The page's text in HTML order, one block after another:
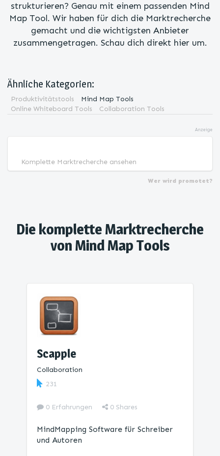
strukturieren? Genau mit einem passenden Mind
Map Tool. Wir haben für dich die Marktrecherche
gemacht und die wichtigsten Anbieter
zusammengetragen. Schau dich direkt hier um.
Ähnliche Kategorien:
Produktivitätstools
Mind Map Tools
Online Whiteboard Tools
Collaboration Tools
Anzeige
Komplette Marktrecherche ansehen
Wer wird promotet?
Die komplette Marktrecherche
von Mind Map Tools
Scapple
Collaboration
231
0 Erfahrungen 0 Shares
MindMapping Software für Schreiber
und Autoren